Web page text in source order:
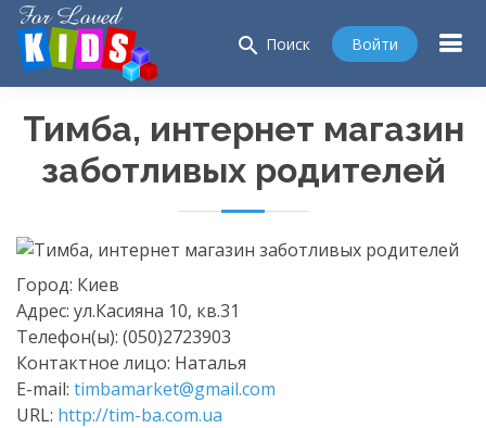
search Поиск Войти
Тимба, интернет магазин
заботливых родителей
Город: Киев
Адрес: ул.Касияна 10, кв.31
Телефон(ы): (050)2723903
Контактное лицо: Наталья
E-mail: timbamarket@gmail.com
URL: http://tim-ba.com.ua